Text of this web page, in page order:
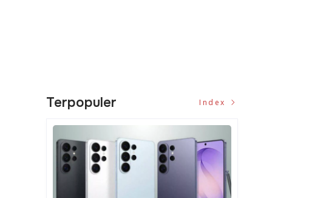
Terpopuler Index